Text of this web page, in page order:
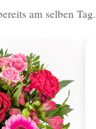
am selben Tag.